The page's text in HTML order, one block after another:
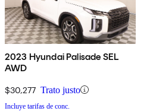
2023 Hyundai Palisade SEL
AWD
$30,277 Trato justo
Incluye tarifas de conc.